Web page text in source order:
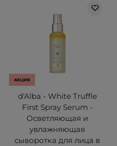
АКЦИЯ
d'Alba - White Truffle
First Spray Serum -
Осветляющая и
увлажняющая
сыворотка для лица в